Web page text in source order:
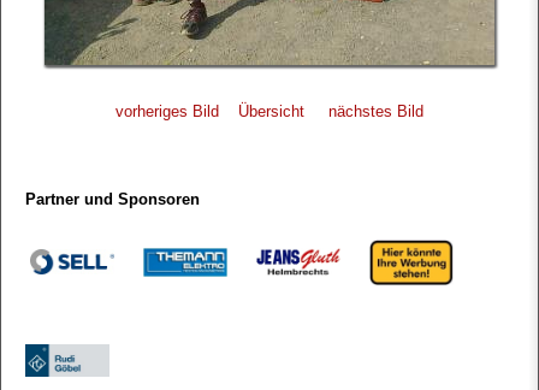
vorheriges Bild Übersicht nächstes Bild
Partner und Sponsoren